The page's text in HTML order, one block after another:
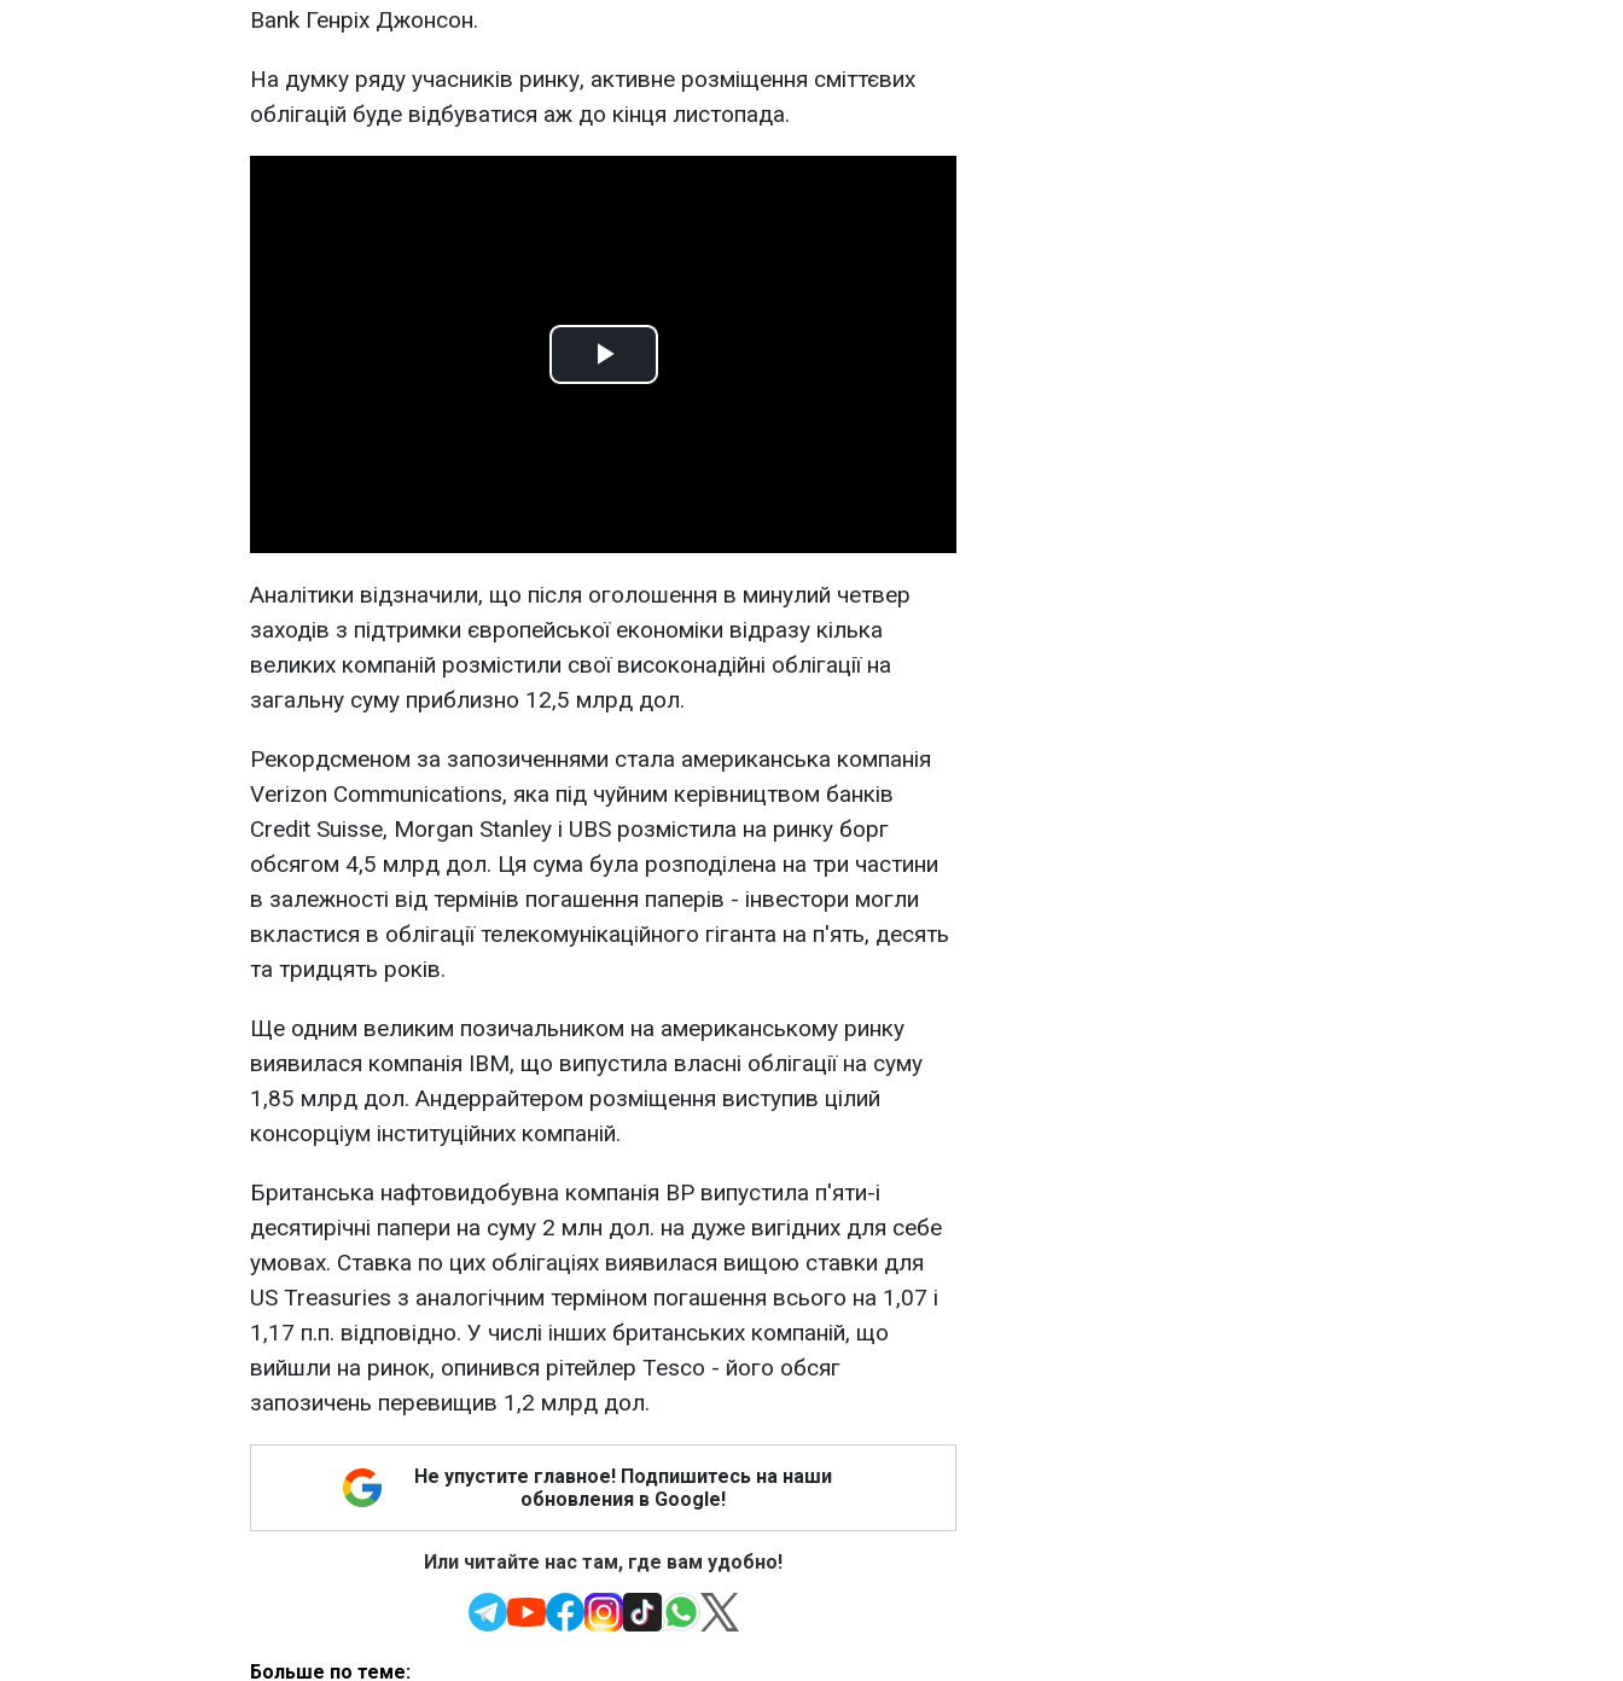
Bank Генріх Джонсон.
На думку ряду учасників ринку, активне розміщення сміттєвих
облігацій буде відбуватися аж до кінця листопада.
Play
Аналітики відзначили, що після оголошення в минулий четвер
заходів з підтримки європейської економіки відразу кілька
великих компаній розмістили свої високонадійні облігації на
загальну суму приблизно 12,5 млрд дол.
Рекордсменом за запозиченнями стала американська компанія
Verizon Communications, яка під чуйним керівництвом банків
Credit Suisse, Morgan Stanley і UBS розмістила на ринку борг
обсягом 4,5 млрд дол. Ця сума була розподілена на три частини
в залежності від термінів погашення паперів - інвестори могли
вкластися в облігації телекомунікаційного гіганта на п'ять, десять
та тридцять років.
Ще одним великим позичальником на американському ринку
виявилася компанія IBM, що випустила власні облігації на суму
1,85 млрд дол. Андеррайтером розміщення виступив цілий
консорціум інституційних компаній.
Британська нафтовидобувна компанія BP випустила п'яти-і
десятирічні папери на суму 2 млн дол. на дуже вигідних для себе
умовах. Ставка по цих облігаціях виявилася вищою ставки для
US Treasuries з аналогічним терміном погашення всього на 1,07 і
1,17 п.п. відповідно. У числі інших британських компаній, що
вийшли на ринок, опинився рітейлер Tesco - його обсяг
запозичень перевищив 1,2 млрд дол.
Не упустите главное! Подпишитесь на наши
обновления в Google!
Или читайте нас там, где вам удобно!
Больше по теме: